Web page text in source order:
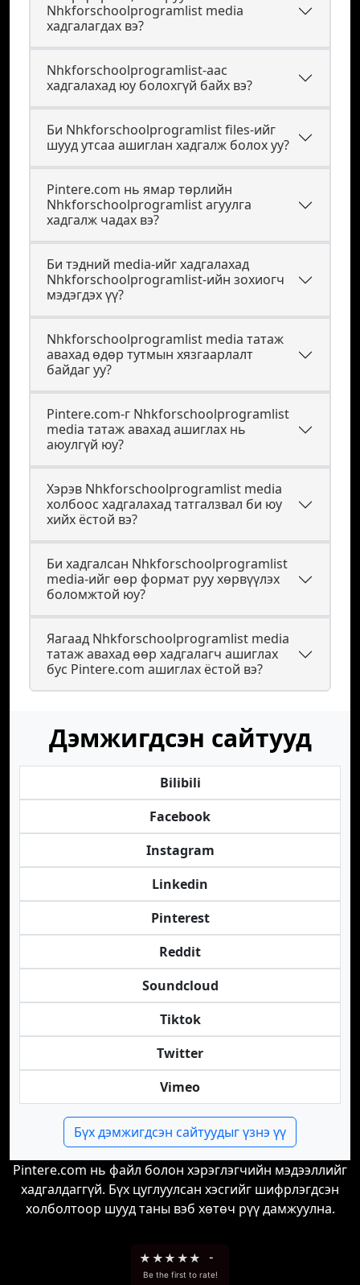
Nhkforschoolprogramlist media
хадгалагдах вэ?
Nhkforschoolprogramlist-аас
хадгалахад юу болохгүй байх вэ?
Би Nhkforschoolprogramlist files-ийг
шууд утсаа ашиглан хадгалж болох уу?
Pintere.com нь ямар төрлийн
Nhkforschoolprogramlist агуулга
хадгалж чадах вэ?
Би тэдний media-ийг хадгалахад
Nhkforschoolprogramlist-ийн зохиогч
мэдэгдэх үү?
Nhkforschoolprogramlist media татаж
авахад өдөр тутмын хязгаарлалт
байдаг уу?
Pintere.com-г Nhkforschoolprogramlist
media татаж авахад ашиглах нь
аюулгүй юу?
Хэрэв Nhkforschoolprogramlist media
холбоос хадгалахад татгалзвал би юу
хийх ёстой вэ?
Би хадгалсан Nhkforschoolprogramlist
media-ийг өөр формат руу хөрвүүлэх
боломжтой юу?
Яагаад Nhkforschoolprogramlist media
татаж авахад өөр хадгалагч ашиглах
бус Pintere.com ашиглах ёстой вэ?
Дэмжигдсэн сайтууд
Bilibili
Facebook
Instagram
Linkedin
Pinterest
Reddit
Soundcloud
Tiktok
Twitter
Vimeo
Бүх дэмжигдсэн сайтуудыг үзнэ үү
Pintere.com нь файл болон хэрэглэгчийн мэдээллийг
хадгалдаггүй. Бүх цуглуулсан хэсгийг шифрлэгдсэн
холболтоор шууд таны вэб хөтөч рүү дамжуулна.
★ ★★ ★★ -
Be the first to rate!